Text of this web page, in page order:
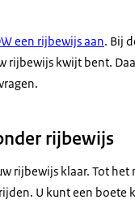
een rijbewijs aan. Bij
rijbewijs kwijt bent.
rijbewijs
rijbewijs klaar. Tot
U kunt een boete